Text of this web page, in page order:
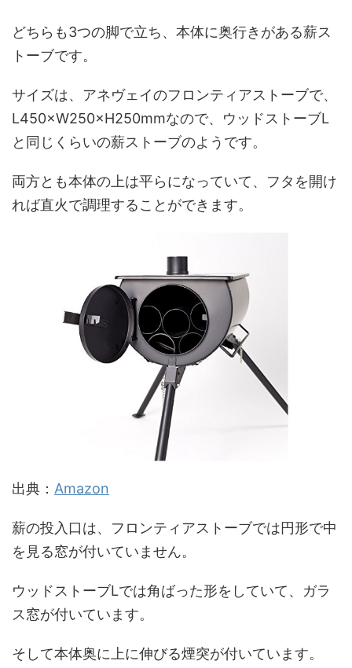
どちらも3つの脚で立ち、本体に奥行きがある薪ス
トーブです。
サイズは、アネヴェイのフロンティアストーブで、
L450×W250×H250mmなので、ウッドストーブL
と同じくらいの薪ストーブのようです。
両方とも本体の上は平らになっていて、フタを開け
れば直火で調理することができます。
出典： Amazon
薪の投入口は、フロンティアストーブでは円形で中
を見る窓が付いていません。
ウッドストーブLでは角ばった形をしていて、ガラ
ス窓が付いています。
そして本体奥に上に伸びる煙突が付いています。